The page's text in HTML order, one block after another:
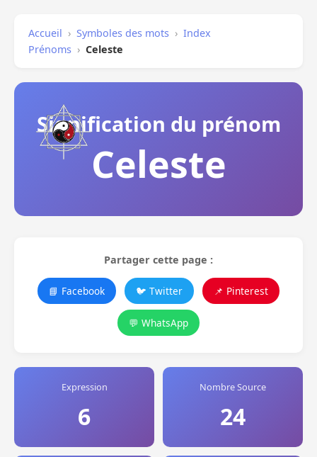
Accueil › Symboles des mots › Index
Prénoms › Celeste
Signification du prénom
Celeste
Partager cette page :
📘 Facebook 🐦 Twitter 📌 Pinterest
💬 WhatsApp
Expression
6
Nombre Source
24